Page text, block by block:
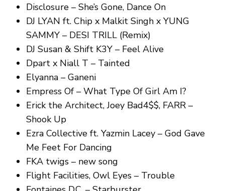
Disclosure – She’s Gone, Dance On
DJ LYAN ft. Chip x Malkit Singh x YUNG
SAMMY – DESI TRILL (Remix)
DJ Susan & Shift K3Y – Feel Alive
Dpart x Niall T – Tainted
Elyanna – Ganeni
Empress Of – What Type Of Girl Am I?
Erick the Architect, Joey Bad4$$, FARR –
Shook Up
Ezra Collective ft. Yazmin Lacey – God Gave
Me Feet For Dancing
FKA twigs – new song
Flight Facilities, Owl Eyes – Trouble